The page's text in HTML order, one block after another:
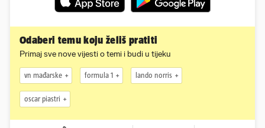
Odaberi temu koju želiš pratiti
Primaj sve nove vijesti o temi i budi u tijeku
vn mađarske formula 1 lando norris
oscar piastri